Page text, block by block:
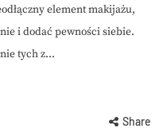
element makijażu,
i dodać pewności siebie.
tych z...
Share